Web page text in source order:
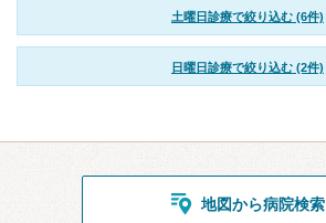
土曜日診療で絞り込む (6件)
日曜日診療で絞り込む (2件)
地図から病院検索